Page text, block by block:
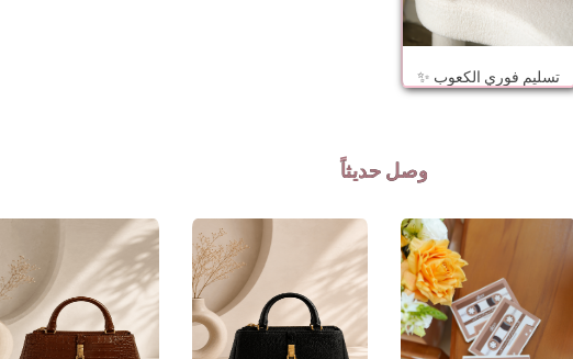
تسليم فوري الكعوب ✨
وصل حديثاً